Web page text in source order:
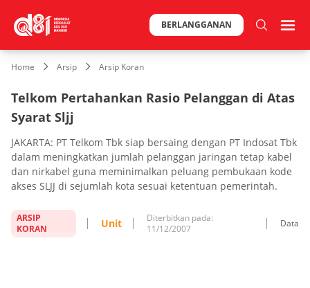
BERLANGGANAN
Home Arsip Arsip Koran
Telkom Pertahankan Rasio Pelanggan di Atas
Syarat Sljj
JAKARTA: PT Telkom Tbk siap bersaing dengan PT Indosat Tbk
dalam meningkatkan jumlah pelanggan jaringan tetap kabel
dan nirkabel guna meminimalkan peluang pembukaan kode
akses SLJJ di sejumlah kota sesuai ketentuan pemerintah.
ARSIP
KORAN
Unit
Diterbitkan pada:
11/12/2007
Data